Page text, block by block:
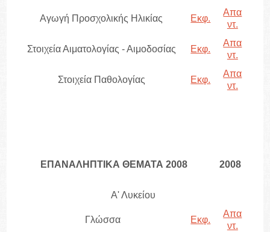
Αγωγή Προσχολικής Ηλικίας Εκφ.
Απα
ντ.
Στοιχεία Αιματολογίας - Αιμοδοσίας Εκφ.
Απα
ντ.
Στοιχεία Παθολογίας Εκφ.
Απα
ντ.
ΕΠΑΝΑΛΗΠΤΙΚΑ ΘΕΜΑΤΑ 2008 2008
Α' Λυκείου
Γλώσσα Εκφ.
Απα
ντ.